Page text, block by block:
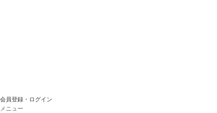
会員登録・ログイン
メニュー